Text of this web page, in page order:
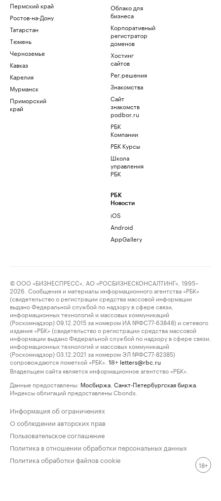
Пермский край
Ростов-на-Дону
Татарстан
Тюмень
Черноземье
Кавказ
Карелия
Мурманск
Приморский
край
Облако для
бизнеса
Корпоративный
регистратор
доменов
Хостинг
сайтов
Рег.решения
Знакомства
Сайт
знакомств
podbor.ru
РБК
Компании
РБК Курсы
Школа
управления
РБК
РБК
Новости
iOS
Android
AppGallery
© ООО «БИЗНЕСПРЕСС», АО «РОСБИЗНЕСКОНСАЛТИНГ», 1995–
2026. Сообщения и материалы информационного агентства «РБК»
(свидетельство о регистрации средства массовой информации
выдано Федеральной службой по надзору в сфере связи,
информационных технологий и массовых коммуникаций
(Роскомнадзор) 09.12.2015 за номером ИА №ФС77-63848) и сетевого
издания «РБК» (свидетельство о регистрации средства массовой
информации выдано Федеральной службой по надзору в сфере связи,
информационных технологий и массовых коммуникаций
(Роскомнадзор) 03.12.2021 за номером ЭЛ №ФС77-82385)
сопровождаются пометкой «РБК».
18+ letters@rbc.ru
Владельцем сайта является информационное агентство «РБК».
Данные предоставлены: Мосбиржа Санкт-Петербургская биржа
Индексы облигаций предоставлены Cbonds.
Информация об ограничениях
О соблюдении авторских прав
Пользовательское соглашение
Политика в отношении обработки персональных данных
Политика обработки файлов cookie
18+